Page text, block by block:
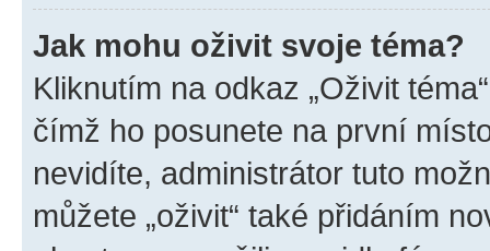
Jak mohu oživit svoje téma?
Kliknutím na odkaz „Oživit
čímž ho posunete na první
nevidíte, administrátor tuto
můžete „oživit“ také přidáním